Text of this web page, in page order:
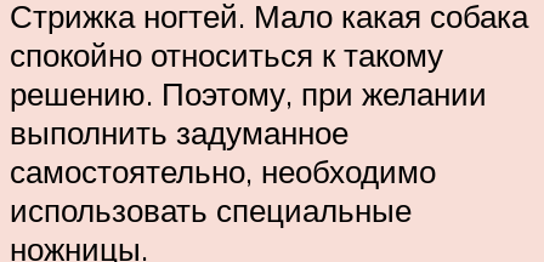
Стрижка ногтей. Мало какая собака
спокойно относиться к такому
решению. Поэтому, при желании
выполнить задуманное
самостоятельно, необходимо
использовать специальные
ножницы.